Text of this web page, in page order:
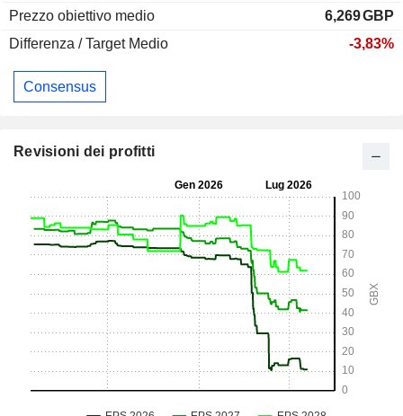
Prezzo obiettivo medio
6,269GBP
Differenza / Target Medio
-3,83%
Consensus
Revisioni dei profitti